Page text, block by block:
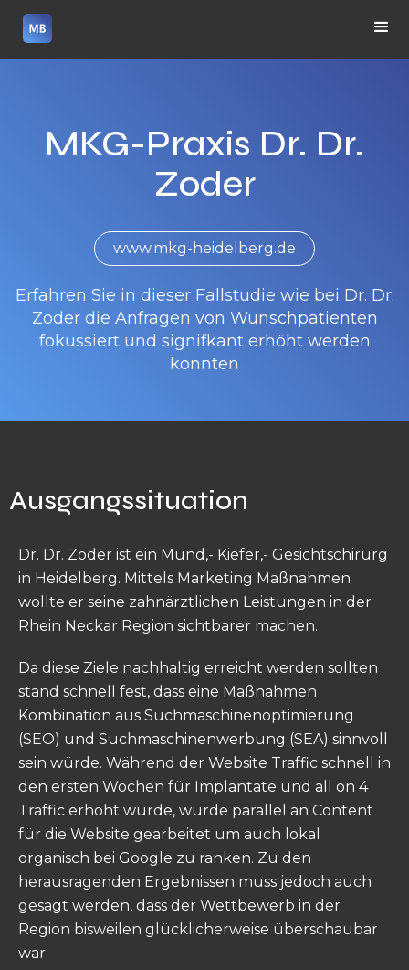
MKG-Praxis Dr. Dr.
Zoder
www.mkg-heidelberg.de
Erfahren Sie in dieser Fallstudie wie bei Dr. Dr.
Zoder die Anfragen von Wunschpatienten
fokussiert und signifkant erhöht werden
konnten
Ausgangssituation
Dr. Dr. Zoder ist ein Mund,- Kiefer,- Gesichtschirurg
in Heidelberg. Mittels Marketing Maßnahmen
wollte er seine zahnärztlichen Leistungen in der
Rhein Neckar Region sichtbarer machen.
Da diese Ziele nachhaltig erreicht werden sollten
stand schnell fest, dass eine Maßnahmen
Kombination aus Suchmaschinenoptimierung
(SEO) und Suchmaschinenwerbung (SEA) sinnvoll
sein würde. Während der Website Traffic schnell in
den ersten Wochen für Implantate und all on 4
Traffic erhöht wurde, wurde parallel an Content
für die Website gearbeitet um auch lokal
organisch bei Google zu ranken. Zu den
herausragenden Ergebnissen muss jedoch auch
gesagt werden, dass der Wettbewerb in der
Region bisweilen glücklicherweise überschaubar
war.